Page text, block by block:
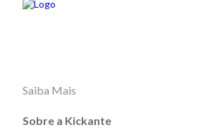
Saiba Mais
Sobre a Kickante